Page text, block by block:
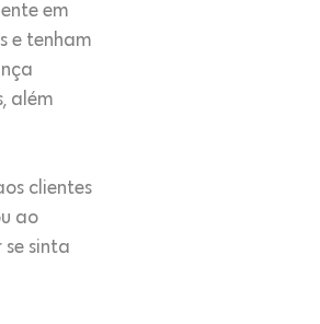
em
e tenham
além
clientes
ao
sinta